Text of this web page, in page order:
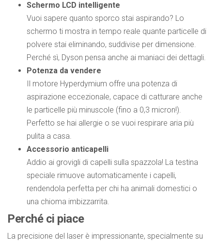
Schermo LCD intelligente
Vuoi sapere quanto sporco stai aspirando? Lo
schermo ti mostra in tempo reale quante particelle di
polvere stai eliminando, suddivise per dimensione.
Perché sì, Dyson pensa anche ai maniaci dei dettagli.
Potenza da vendere
Il motore Hyperdymium offre una potenza di
aspirazione eccezionale, capace di catturare anche
le particelle più minuscole (fino a 0,3 micron!).
Perfetto se hai allergie o se vuoi respirare aria più
pulita a casa.
Accessorio anticapelli
Addio ai grovigli di capelli sulla spazzola! La testina
speciale rimuove automaticamente i capelli,
rendendola perfetta per chi ha animali domestici o
una chioma imbizzarrita.
Perché ci piace
La precisione del laser è impressionante, specialmente su